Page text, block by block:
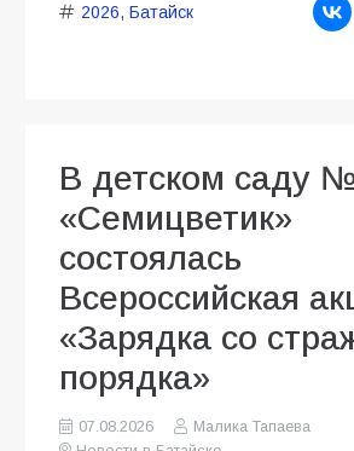
2026, Батайск
В детском саду
«Семицветик»
состоялась
Всероссийская
«Зарядка со
порядка»
07.08.2026
Малика Тапаева